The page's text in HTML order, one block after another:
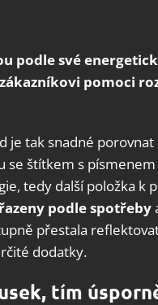
podle své
pomoci
je tak snadné
se štítkem s
tedy další položka k
podle spotřeby
přestala
dodatky.
tím